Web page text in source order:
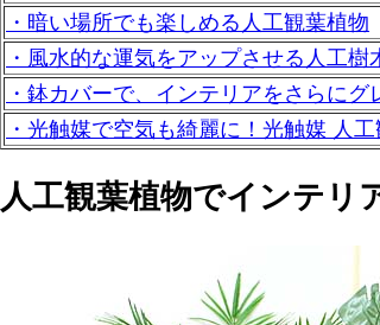
・暗い場所でも楽しめる人工観葉植物
・風水的な運気をアップさせる人工樹
・鉢カバーで、インテリアをさらにグ
・光触媒で空気も綺麗に！光触媒 人
人工観葉植物でインテリ